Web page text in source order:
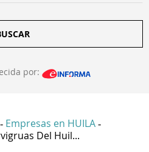
por:
- Empresas en HUILA -
Del Huil...